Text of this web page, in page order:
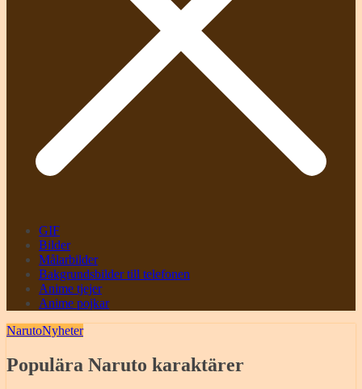
GIF
Bilder
Målarbilder
Bakgrundsbilder till telefonen
Anime tjejer
Anime pojkar
NarutoNyheter
Populära Naruto karaktärer